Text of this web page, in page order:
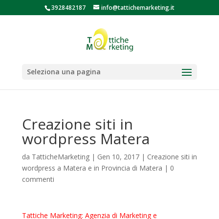
3928482187 info@tattichemarketing.it
Seleziona una pagina
Creazione siti in
wordpress Matera
da TatticheMarketing| Gen 10, 2017| Creazione siti in
wordpress a Matera e in Provincia di Matera | 0
commenti
Tattiche Marketing: Agenzia di Marketing e